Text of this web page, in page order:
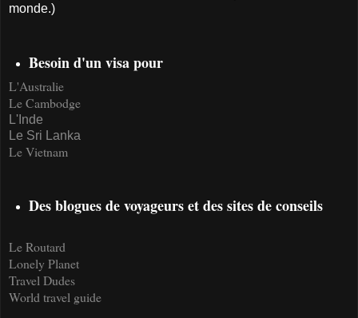
monde.)
Besoin d'un visa pour
L'Australie
Le Cambodge
L'Inde
Le Sri Lanka
Le Vietnam
Des blogues de voyageurs et des sites de conseils
Le Routard
Lonely Planet
Travel Dudes
World travel guide